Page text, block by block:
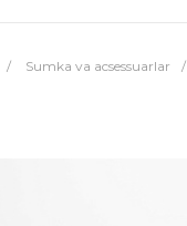
/ Sumka va acsessuarlar /